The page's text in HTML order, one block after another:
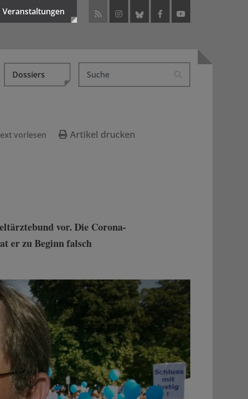
Dossiers
vorlesen Artikel drucken
vor. Die Corona-
er zu Beginn falsch